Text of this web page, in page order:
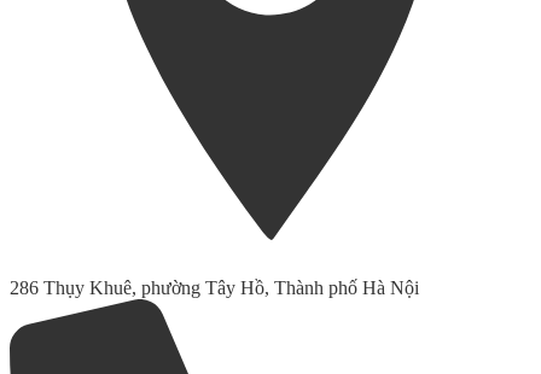
286 Thụy Khuê, phường Tây Hồ, Thành phố Hà Nội